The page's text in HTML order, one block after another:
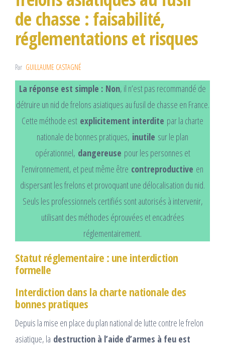
de chasse : faisabilité,
réglementations et risques
Par GUILLAUME CASTAGNÉ
La réponse est simple : Non, il n’est pas recommandé de
détruire un nid de frelons asiatiques au fusil de chasse en France.
Cette méthode est explicitement interdite par la charte
nationale de bonnes pratiques, inutile sur le plan
opérationnel, dangereuse pour les personnes et
l’environnement, et peut même être contreproductive en
dispersant les frelons et provoquant une délocalisation du nid.
Seuls les professionnels certifiés sont autorisés à intervenir,
utilisant des méthodes éprouvées et encadrées
réglementairement.
Statut réglementaire : une interdiction
formelle
Interdiction dans la charte nationale des
bonnes pratiques
Depuis la mise en place du plan national de lutte contre le frelon
asiatique, la destruction à l’aide d’armes à feu est